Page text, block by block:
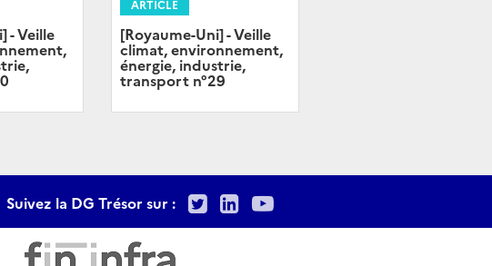
- Veille
ARTICLE
[Royaume-Uni] - Veille
climat, environnement,
énergie, industrie,
transport n°29
Suivez la DG Trésor sur : TwitterLinkedIn
Youtube